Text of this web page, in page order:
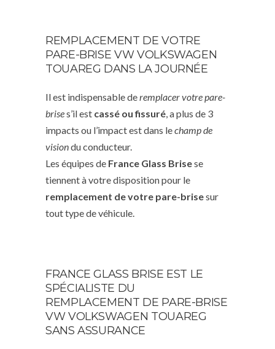
REMPLACEMENT DE VOTRE
PARE-BRISE VW VOLKSWAGEN
TOUAREG DANS LA JOURNÉE
Il est indispensable deremplacer votre pare-
brises’il est cassé ou fissuré , a plus de 3
impacts ou l’impact est dans lechamp de
visiondu conducteur.
Les équipes de France Glass Brisese
tiennent à votre disposition pour le
remplacement de votre pare-brisesur
tout type de véhicule.
FRANCE GLASS BRISE EST LE
SPÉCIALISTE DU
REMPLACEMENT DE PARE-BRISE
VW VOLKSWAGEN TOUAREG
SANS ASSURANCE